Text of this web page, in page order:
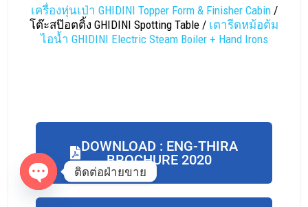
เครื่องหุ่นเป่า GHIDINI Topper Form & Finisher Cabin/
โต๊ะสป๊อตติ้ง GHIDINI Spotting Table / เตารีดหม้อต้ม
ไอน้ำ GHIDINI Electric Steam Boiler + Hand Irons
DOWNLOAD : ENG-THIRA
BROCHURE 2020
ติดต่อฝ่ายขาย
O